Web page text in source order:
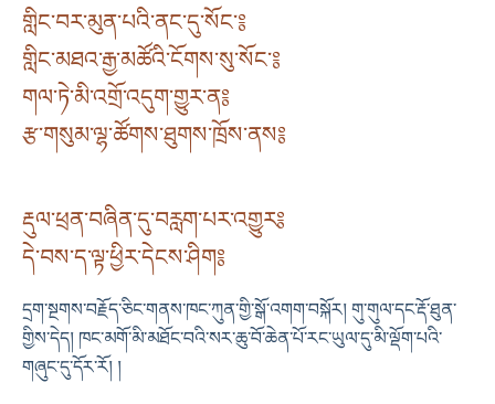
གླིང་བར་མུན་པའི་ནང་དུ་སོང་༔
གླིང་མཐའ་རྒྱ་མཚོའི་ངོགས་སུ་སོང་༔
གལ་ཏེ་མི་འགྲོ་འདུག་གྱུར་ན༔
རྩ་གསུམ་ལྷ་ཚོགས་ཐུགས་ཁྲོས་ནས༔
རྡུལ་ཕྲན་བཞིན་དུ་བརླག་པར་འགྱུར༔
དེ་བས་ད་ལྟ་ཕྱིར་དེངས་ཤིག༔
དྲག་སྔགས་བརྗོད་ཅིང་གནས་ཁང་ཀུན་གྱི་སྒོ་འགག་བསྐོར། གུ་གུལ་དང་རྡོ་ཐུན་
གྱིས་དེད། ཁང་མགོ་མི་མཐོང་བའི་སར་ཆུ་བོ་ཆེན་པོ་རང་ཡུལ་དུ་མི་ལྡོག་པའི་
གཞུང་དུ་དོར་རོ། །